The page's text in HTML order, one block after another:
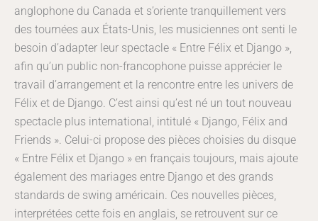
anglophone du Canada et s’oriente tranquillement vers
des tournées aux États-Unis, les musiciennes ont senti le
besoin d’adapter leur spectacle « Entre Félix et Django »,
afin qu’un public non-francophone puisse apprécier le
travail d’arrangement et la rencontre entre les univers de
Félix et de Django. C’est ainsi qu’est né un tout nouveau
spectacle plus international, intitulé « Django, Félix and
Friends ». Celui-ci propose des pièces choisies du disque
« Entre Félix et Django » en français toujours, mais ajoute
également des mariages entre Django et des grands
standards de swing américain. Ces nouvelles pièces,
interprétées cette fois en anglais, se retrouvent sur ce